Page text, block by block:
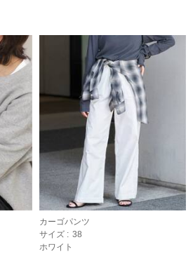
カーゴパンツ
サイズ : 38
ホワイト